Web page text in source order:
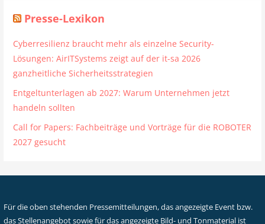
Presse-Lexikon
Cyberresilienz braucht mehr als einzelne Security-
Lösungen: AirITSystems zeigt auf der it-sa 2026
ganzheitliche Sicherheitsstrategien
Entgeltunterlagen ab 2027: Warum Unternehmen jetzt
handeln sollten
Call for Papers: Fachbeiträge und Vorträge für die ROBOTER
2027 gesucht
Für die oben stehenden Pressemitteilungen, das angezeigte Event bzw.
das Stellenangebot sowie für das angezeigte Bild- und Tonmaterial ist